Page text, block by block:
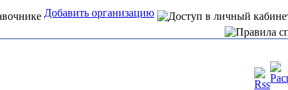
Добавить организацию